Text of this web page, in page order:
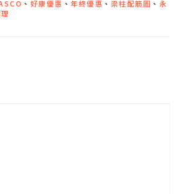
、 好康優惠 、 年終優惠 、 梁柱配筋圖 、 永